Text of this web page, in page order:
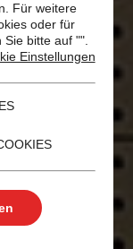
Für weitere
oder für
Sie bitte auf "
Einstellungen
".